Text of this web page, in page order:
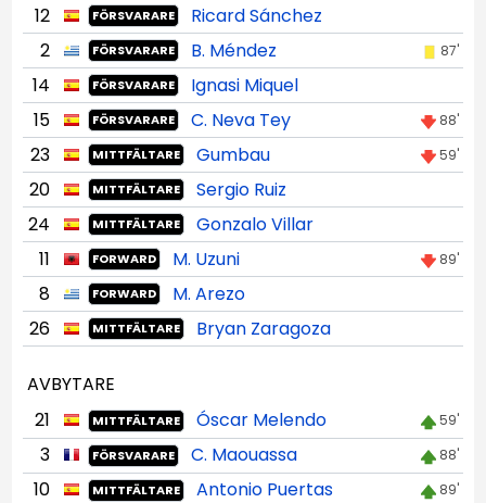
12
FÖRSVARARE
Ricard Sánchez
2
FÖRSVARARE B. Méndez 87'
14 FÖRSVARARE
Ignasi Miquel
15
FÖRSVARARE C. Neva Tey 88'
23 MITTFÄLTARE Gumbau 59'
20 MITTFÄLTARE
Sergio Ruiz
24
MITTFÄLTARE
Gonzalo Villar
11
FORWARD M. Uzuni 89'
8 FORWARD
M. Arezo
26
MITTFÄLTARE Bryan Zaragoza
AVBYTARE
21
MITTFÄLTARE Óscar Melendo 59'
3 FÖRSVARARE C. Maouassa 88'
10 MITTFÄLTARE Antonio Puertas 89'